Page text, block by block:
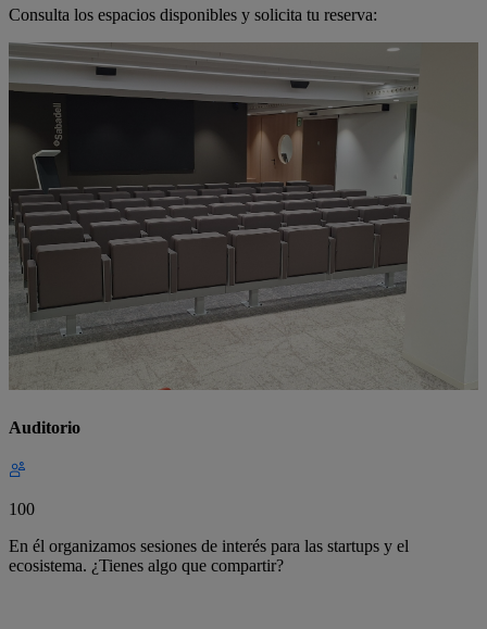
Consulta los espacios disponibles y solicita tu reserva:
Auditorio
100
En él organizamos sesiones de interés para las startups y el
ecosistema. ¿Tienes algo que compartir?